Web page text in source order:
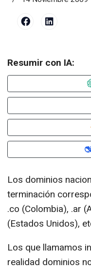
Resumir con IA:
Los dominios
terminación
.co (Colombia), .ar
(Estados Unidos),
Los que llamamos
realidad dominios